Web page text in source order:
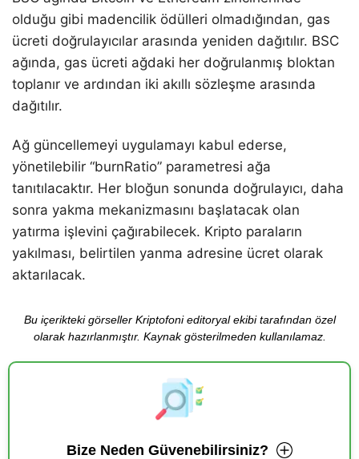
olduğu gibi madencilik ödülleri olmadığından, gas
ücreti doğrulayıcılar arasında yeniden dağıtılır. BSC
ağında, gas ücreti ağdaki her doğrulanmış bloktan
toplanır ve ardından iki akıllı sözleşme arasında
dağıtılır.
Ağ güncellemeyi uygulamayı kabul ederse,
yönetilebilir “burnRatio” parametresi ağa
tanıtılacaktır. Her bloğun sonunda doğrulayıcı, daha
sonra yakma mekanizmasını başlatacak olan
yatırma işlevini çağırabilecek. Kripto paraların
yakılması, belirtilen yanma adresine ücret olarak
aktarılacak.
Bu içerikteki görseller Kriptofoni editoryal ekibi tarafından özel
olarak hazırlanmıştır. Kaynak gösterilmeden kullanılamaz.
Bize Neden Güvenebilirsiniz?